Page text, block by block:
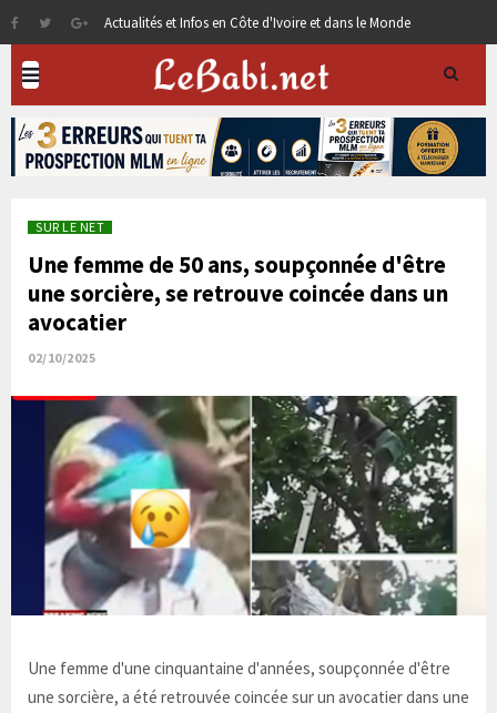
Actualités et Infos en Côte d'Ivoire et dans le Monde
SUR LE NET
Une femme de 50 ans, soupçonnée d'être
une sorcière, se retrouve coincée dans un
avocatier
02/10/2025
Une femme d'une cinquantaine d'années, soupçonnée d'être
une sorcière, a été retrouvée coincée sur un avocatier dans une